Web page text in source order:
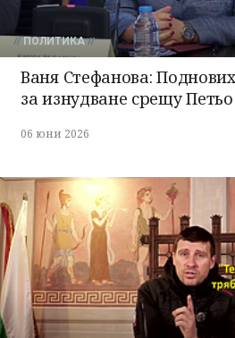
ПОЛИТИКА
Ваня Стефанова:
за изнудване срещу
06 юни 2026